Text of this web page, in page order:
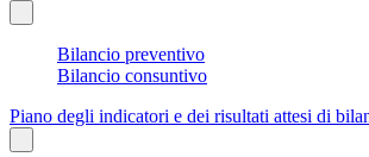
Bilancio preventivo
Bilancio consuntivo
Piano degli indicatori e dei risultati attesi di